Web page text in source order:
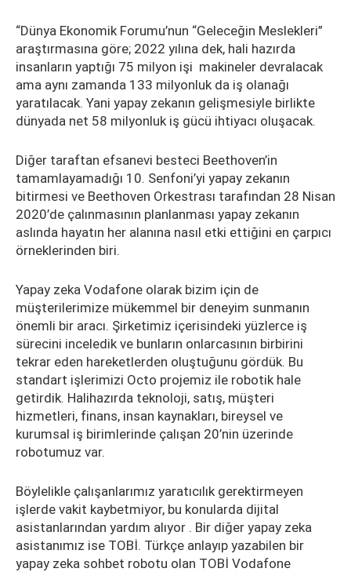
“Dünya Ekonomik Forumu’nun “Geleceğin Meslekleri”
araştırmasına göre; 2022 yılına dek, hali hazırda
insanların yaptığı 75 milyon işi makineler devralacak
ama aynı zamanda 133 milyonluk da iş olanağı
yaratılacak. Yani yapay zekanın gelişmesiyle birlikte
dünyada net 58 milyonluk iş gücü ihtiyacı oluşacak.
Diğer taraftan efsanevi besteci Beethoven’in
tamamlayamadığı 10. Senfoni’yi yapay zekanın
bitirmesi ve Beethoven Orkestrası tarafından 28 Nisan
2020’de çalınmasının planlanması yapay zekanın
aslında hayatın her alanına nasıl etki ettiğini en çarpıcı
örneklerinden biri.
Yapay zeka Vodafone olarak bizim için de
müşterilerimize mükemmel bir deneyim sunmanın
önemli bir aracı. Şirketimiz içerisindeki yüzlerce iş
sürecini inceledik ve bunların onlarcasının birbirini
tekrar eden hareketlerden oluştuğunu gördük. Bu
standart işlerimizi Octo projemiz ile robotik hale
getirdik. Halihazırda teknoloji, satış, müşteri
hizmetleri, finans, insan kaynakları, bireysel ve
kurumsal iş birimlerinde çalışan 20’nin üzerinde
robotumuz var.
Böylelikle çalışanlarımız yaratıcılık gerektirmeyen
işlerde vakit kaybetmiyor, bu konularda dijital
asistanlarından yardım alıyor . Bir diğer yapay zeka
asistanımız ise TOBİ. Türkçe anlayıp yazabilen bir
yapay zeka sohbet robotu olan TOBİ Vodafone